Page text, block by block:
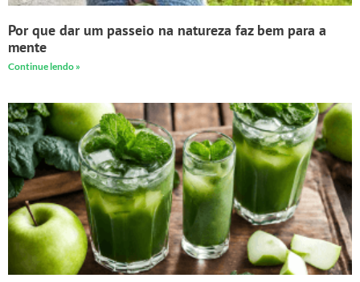
Por que dar um passeio na natureza faz bem para a
mente
Continue lendo »